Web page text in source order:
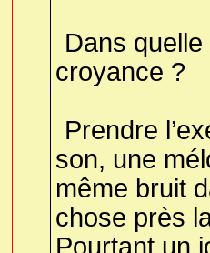
Dans
croyance ?
Prendre
son, une
même bruit
chose près
Pourtant un